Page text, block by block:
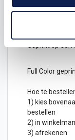
omgerekent €
Geprint op een
Full Color
Hoe te
1) kies
bestellen
2) in
3) afrekenen